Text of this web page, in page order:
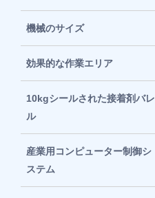
機械のサイズ
効果的な作業エリア
10kgシールされた接着剤バレ
ル
産業用コンピューター制御シ
ステム